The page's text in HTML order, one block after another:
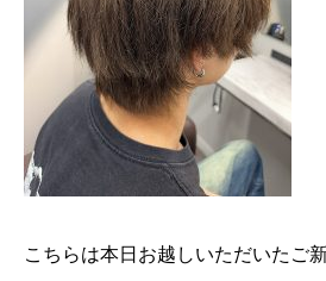
こちらは本日お越しいただいたご